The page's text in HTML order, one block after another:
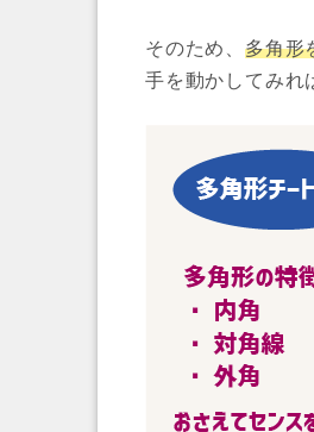
そのため、 多角形
手を動かしてみれ